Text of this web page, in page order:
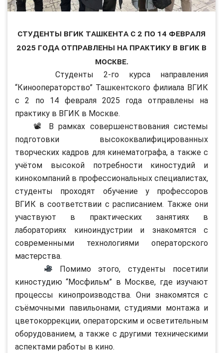
Студенты ВГИК Ташкента с 2 по 14 февраля
2025 года отправлены на практику в ВГИК в
Москве.
Студенты 2-го курса направления
“Кинооператорство” Ташкентского филиала ВГИК
с 2 по 14 февраля 2025 года отправлены на
практику в ВГИК в Москве.
📽 В рамках совершенствования системы
подготовки высококвалифицированных
творческих кадров для кинематографа, а также с
учётом высокой потребности киностудий и
кинокомпаний в профессиональных специалистах,
студенты проходят обучение у профессоров
ВГИК в соответствии с расписанием. Также они
участвуют в практических занятиях в
лабораториях киноиндустрии и знакомятся с
современными технологиями операторского
мастерства.
Помимо этого, студенты посетили
киностудию “Мосфильм” в Москве, где изучают
процессы кинопроизводства. Они знакомятся с
съёмочными павильонами, студиями монтажа и
цветокоррекции, операторским и осветительным
оборудованием, а также с другими техническими
аспектами работы в кино.